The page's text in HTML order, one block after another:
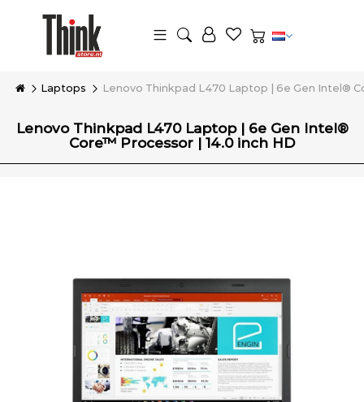
Laptops Lenovo Thinkpad L470 Laptop | 6e Gen Intel®
Lenovo Thinkpad L470 Laptop | 6e Gen Intel®
Core™ Processor | 14.0 inch HD